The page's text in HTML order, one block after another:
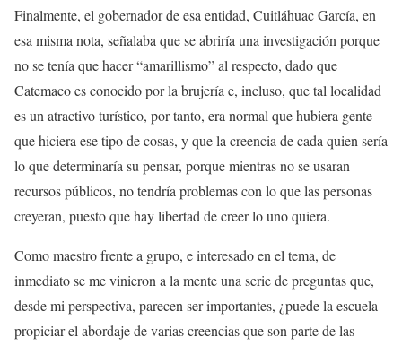
Finalmente, el gobernador de esa entidad, Cuitláhuac García, en
esa misma nota, señalaba que se abriría una investigación porque
no se tenía que hacer “amarillismo” al respecto, dado que
Catemaco es conocido por la brujería e, incluso, que tal localidad
es un atractivo turístico, por tanto, era normal que hubiera gente
que hiciera ese tipo de cosas, y que la creencia de cada quien sería
lo que determinaría su pensar, porque mientras no se usaran
recursos públicos, no tendría problemas con lo que las personas
creyeran, puesto que hay libertad de creer lo uno quiera.
Como maestro frente a grupo, e interesado en el tema, de
inmediato se me vinieron a la mente una serie de preguntas que,
desde mi perspectiva, parecen ser importantes, ¿puede la escuela
propiciar el abordaje de varias creencias que son parte de las